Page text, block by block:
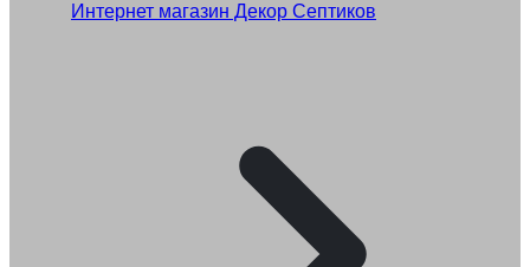
Интернет магазин Декор Септиков